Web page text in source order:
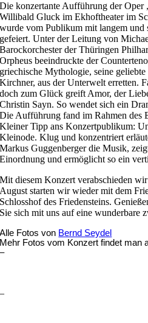
Bild
Die konzertante Aufführung der Oper
Willibald Gluck im Ekhoftheater im
wurde vom Publikum mit langem und
gefeiert. Unter der Leitung von
Barockorchester der Thüringen
Orpheus beeindruckte der
griechische Mythologie, seine
Kirchner, aus der Unterwelt erretten.
doch zum Glück greift Amor, der
Christin Sayn. So wendet sich ein
Die Aufführung fand im Rahmen des
Kleiner Tipp ans Konzertpublikum:
Kleinode. Klug und konzentriert
Markus Guggenberger die Musik,
Einordnung und ermöglicht so ein
Mit diesem Konzert verabschieden
August starten wir wieder mit dem
Schlosshof des Friedensteins.
Sie sich mit uns auf eine wunderbare
Alle Fotos von Bernd Seydel
Mehr Fotos vom Konzert findet man
–
–